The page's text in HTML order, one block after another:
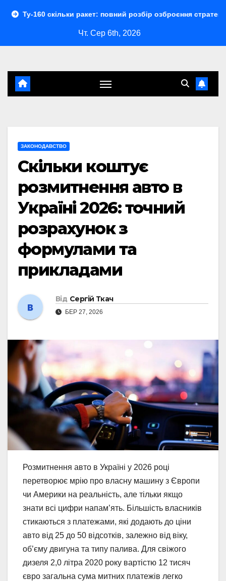
ракет: повний розбір озброєння стратегічного
Чт. Сер 6th, 2026
ЗАКОНОДАВСТВО
Скільки коштує
розмитнення авто в
Україні 2026: точний
розрахунок з
формулами та
прикладами
Від Сергій Ткач
БЕР 27, 2026
Розмитнення авто в Україні у 2026 році
перетворює мрію про власну машину з Європи
чи Америки на реальність, але тільки якщо
знати всі цифри напам’ять. Більшість власників
стикаються з платежами, які додають до ціни
авто від 25 до 50 відсотків, залежно від віку,
об’єму двигуна та типу палива. Для свіжого
дизеля 2,0 літра 2020 року вартістю 12 тисяч
євро загальна сума митних платежів легко